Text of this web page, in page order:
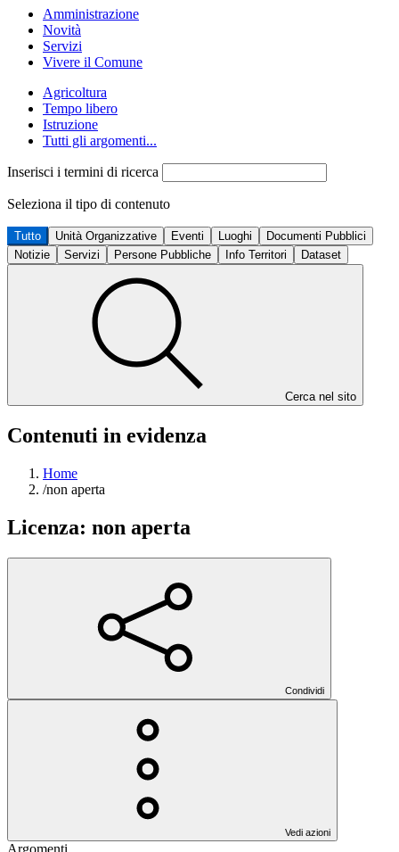
Amministrazione
Novità
Servizi
Vivere il Comune
Agricoltura
Tempo libero
Istruzione
Tutti gli argomenti...
Inserisci i termini di ricerca
Seleziona il tipo di contenuto
Tutto Unità Organizzative Eventi Luoghi
Documenti Pubblici
Notizie
Servizi Persone Pubbliche Info Territori Dataset
Cerca nel sito
Contenuti in evidenza
Home
/non aperta
Licenza: non aperta
Condividi
Vedi azioni
Argomenti